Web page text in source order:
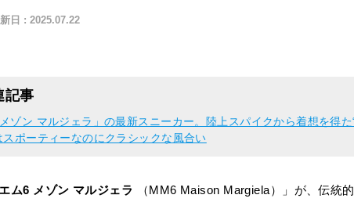
日 : 2025.07.22
記事
メゾン マルジェラ」の最新スニーカー。陸上スパイクから着想を得
スポーティーなのにクラシックな風合い
ム6 メゾン マルジェラ （MM6 Maison Margiela）」が、伝統